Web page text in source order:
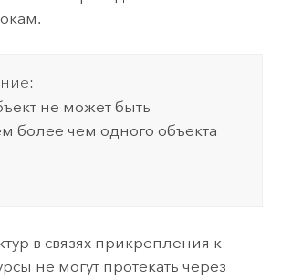
не может быть
более чем одного объекта
в связях прикрепления к
не могут протекать через